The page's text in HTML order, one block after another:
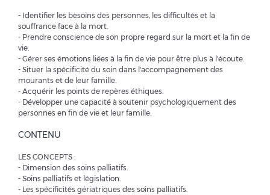
- Identifier les besoins des personnes, les difficultés et la
souffrance face à la mort.
- Prendre conscience de son propre regard sur la mort et la fin de
vie.
- Gérer ses émotions liées à la fin de vie pour être plus à l'écoute.
- Situer la spécificité du soin dans l'accompagnement des
mourants et de leur famille.
- Acquérir les points de repères éthiques.
- Développer une capacité à soutenir psychologiquement des
personnes en fin de vie et leur famille.
CONTENU
LES CONCEPTS :
- Dimension des soins palliatifs.
- Soins palliatifs et législation.
- Les spécificités gériatriques des soins palliatifs.